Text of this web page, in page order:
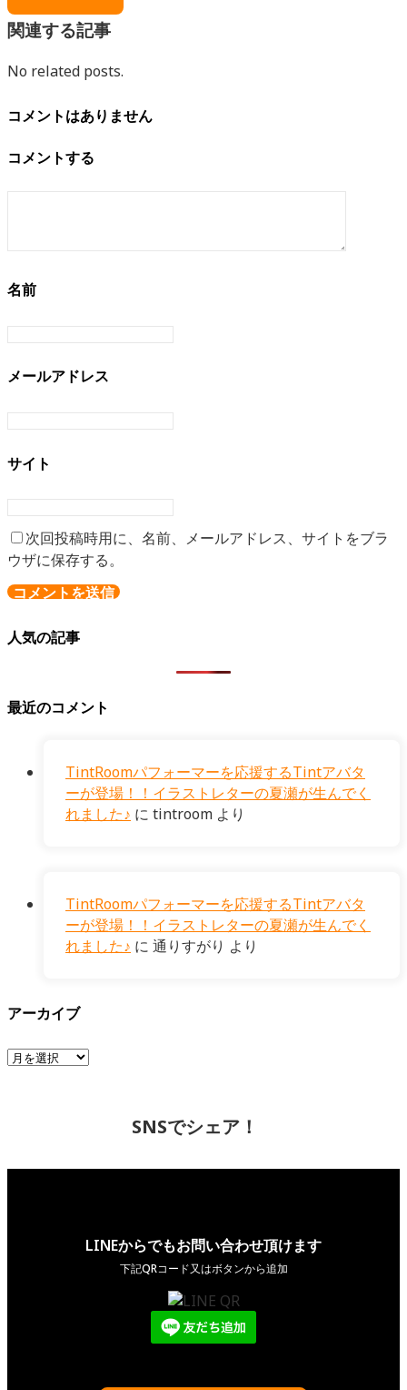
関連する記事
No related posts.
コメントはありません
コメントする
名前
メールアドレス
サイト
次回投稿時用に、名前、メールアドレス、サイトをブラ
ウザに保存する。
人気の記事
最近のコメント
TintRoomパフォーマーを応援するTintアバタ
ーが登場！！イラストレターの夏瀬が生んでく
れました♪ に tintroom より
TintRoomパフォーマーを応援するTintアバタ
ーが登場！！イラストレターの夏瀬が生んでく
れました♪ に 通りすがり より
アーカイブ
ア
SNSでシェア！
LINEからでもお問い合わせ頂けます
下記QRコード又はボタンから追加